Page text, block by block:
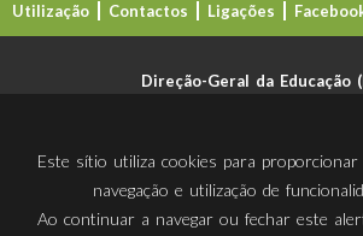
Utilização
Contactos Ligações
Direção-Geral da Educação
Este sítio utiliza cookies para
navegação e utilização de
Ao continuar a navegar ou fechar este